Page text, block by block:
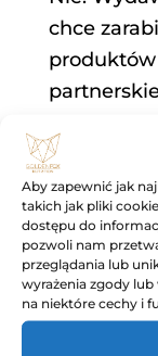
Aby zapewnić jak
takich jak pliki
dostępu do
pozwoli nam
przeglądania lub
wyrażenia zgody
na niektóre cechy i
chce
Czy
nie mam
Tak.
polecać
Youtube,
polecać
poprzez